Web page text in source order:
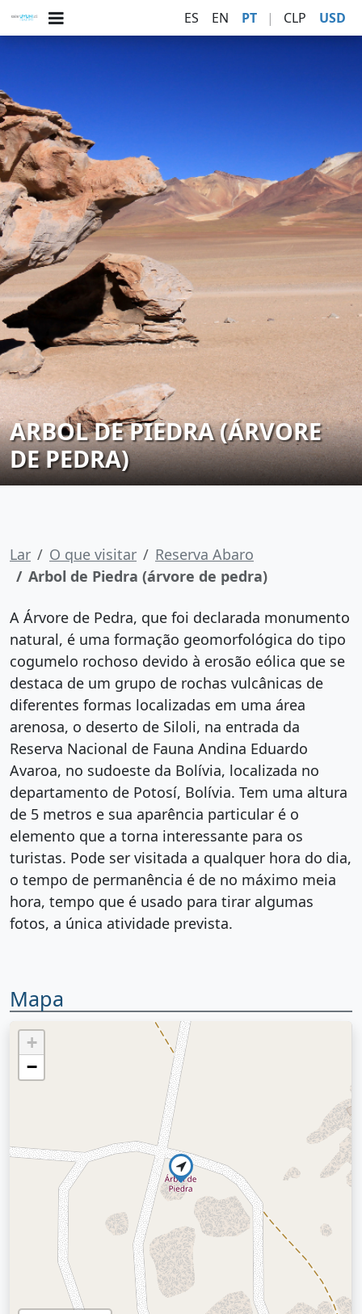
ES EN PT | CLP USD
ARBOL DE PIEDRA (ÁRVORE
DE PEDRA)
Lar O que visitar
Reserva Abaro
Arbol de Piedra (árvore de pedra)
A Árvore de Pedra, que foi declarada monumento
natural, é uma formação geomorfológica do tipo
cogumelo rochoso devido à erosão eólica que se
destaca de um grupo de rochas vulcânicas de
diferentes formas localizadas em uma área
arenosa, o deserto de Siloli, na entrada da
Reserva Nacional de Fauna Andina Eduardo
Avaroa, no sudoeste da Bolívia, localizada no
departamento de Potosí, Bolívia. Tem uma altura
de 5 metros e sua aparência particular é o
elemento que a torna interessante para os
turistas. Pode ser visitada a qualquer hora do dia,
o tempo de permanência é de no máximo meia
hora, tempo que é usado para tirar algumas
fotos, a única atividade prevista.
Mapa
+
−